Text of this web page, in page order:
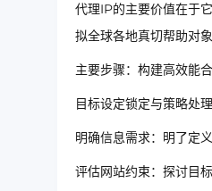
代理IP的主要价值在于
拟全球各地真切帮助对
主要步骤：构建高效能
目标设定锁定与策略处
明确信息需求：明了定
评估网站约束：探讨目